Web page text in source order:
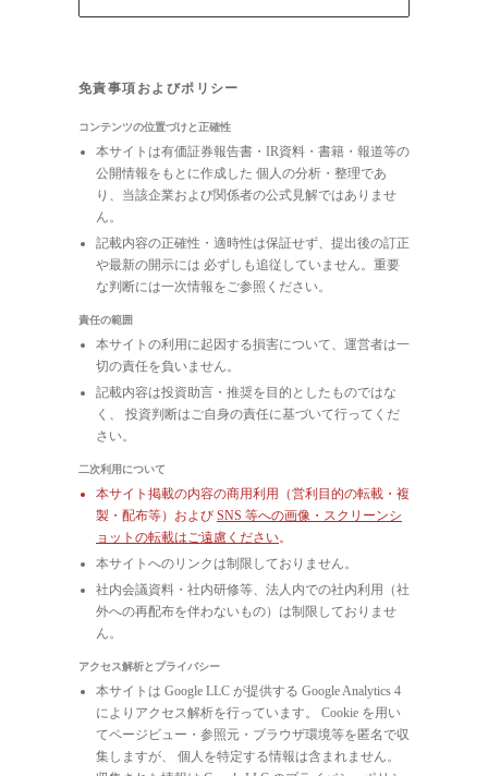
免責事項およびポリシー
コンテンツの位置づけと正確性
本サイトは有価証券報告書・IR資料・書籍・報道等の
公開情報をもとに作成した 個人の分析・整理であ
り、当該企業および関係者の公式見解ではありませ
ん。
記載内容の正確性・適時性は保証せず、提出後の訂正
や最新の開示には 必ずしも追従していません。重要
な判断には一次情報をご参照ください。
責任の範囲
本サイトの利用に起因する損害について、運営者は一
切の責任を負いません。
記載内容は投資助言・推奨を目的としたものではな
く、 投資判断はご自身の責任に基づいて行ってくだ
さい。
二次利用について
本サイト掲載の内容の商用利用（営利目的の転載・複
製・配布等）および SNS 等への画像・スクリーンシ
ョットの転載はご遠慮ください。
本サイトへのリンクは制限しておりません。
社内会議資料・社内研修等、法人内での社内利用（社
外への再配布を伴わないもの）は制限しておりませ
ん。
アクセス解析とプライバシー
本サイトは Google LLC が提供する Google Analytics 4
によりアクセス解析を行っています。 Cookie を用い
てページビュー・参照元・ブラウザ環境等を匿名で収
集しますが、 個人を特定する情報は含まれません。